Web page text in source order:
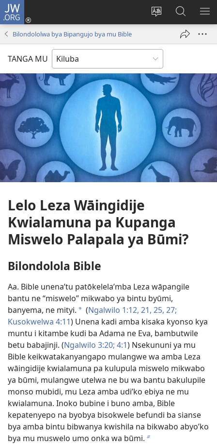
JW.ORG
Shinta
diteba
Twela
(opens
Kukimba
pa
JW.ORG
Bilondololwa bya Bipangujo bya mu Bible
TANGA MU
Lelo Leza Wāingidije
Kwialamuna pa Kupanga
Miswelo Palapala ya Būmi?
Bilondolola Bible
Aa. Bible unena’tu patōkelela’mba Leza wāpangile
bantu ne “miswelo” mikwabo ya bintu byūmi,
banyema, ne mityi. a (Ngalwilo 1:12, 21, 25, 27;
Kusokwelwa 4:11) Unena kadi amba kisaka kyonso kya
muntu i kitambe kudi ba Adama ne Eva, bambutwile
betu babajinji. (Ngalwilo 3:20; 4:1) Nsekununi ya mu
Bible keikwatakanyangapo mulangwe wa amba Leza
wāingidije kwialamuna pa kulupula miswelo mikwabo
ya būmi, mulangwe utelwa ne bu wa bantu bakulupile
monso mubidi, mu Leza amba udi’ko ebiya ne mu
kwialamuna. Inoko bubine i buno amba, Bible
kepatenyepo na byobya bisokwele befundi ba sianse
bya amba bintu bibwanya kwishila na bikwabo abyo’ko
bya mu muswelo umo onka wa būmi. b